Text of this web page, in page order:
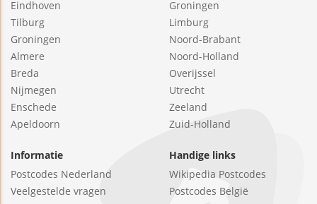
Eindhoven
Tilburg
Groningen
Almere
Breda
Nijmegen
Enschede
Apeldoorn
Groningen
Limburg
Noord-Brabant
Noord-Holland
Overijssel
Utrecht
Zeeland
Zuid-Holland
Informatie
Postcodes Nederland
Veelgestelde vragen
Handige links
Wikipedia Postcodes
Postcodes België